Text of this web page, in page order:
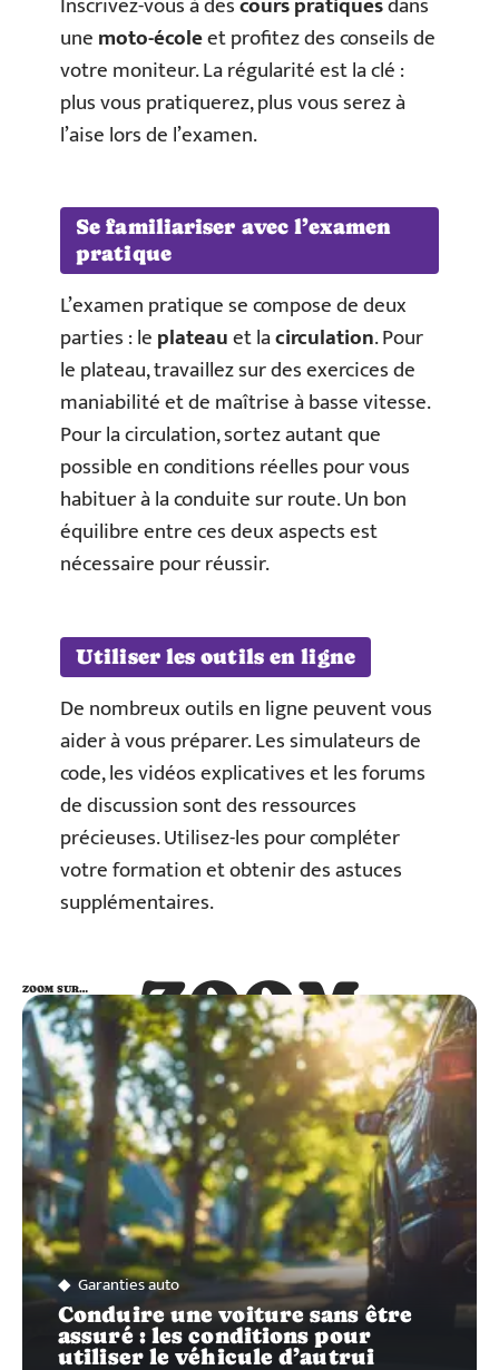
unemoto-écoleet profitez des conseils de
votre moniteur. La régularité est la clé :
plus vous pratiquerez, plus vous serez à
l’aise lors de l’examen.
Se familiariser avec l’examen
pratique
L’examen pratique se compose de deux
parties : leplateauet lacirculation. Pour
le plateau, travaillez sur des exercices de
maniabilité et de maîtrise à basse vitesse.
Pour la circulation, sortez autant que
possible en conditions réelles pour vous
habituer à la conduite sur route. Un bon
équilibre entre ces deux aspects est
nécessaire pour réussir.
Utiliser les outils en ligne
De nombreux outils en ligne peuvent vous
aider à vous préparer. Les simulateurs de
code, les vidéos explicatives et les forums
de discussion sont des ressources
précieuses. Utilisez-les pour compléter
votre formation et obtenir des astuces
supplémentaires.
ZOOM
SUR…
ZOOM SUR…
Garanties auto
Conduire une voiture sans être
assuré : les conditions pour
utiliser le véhicule d’autrui